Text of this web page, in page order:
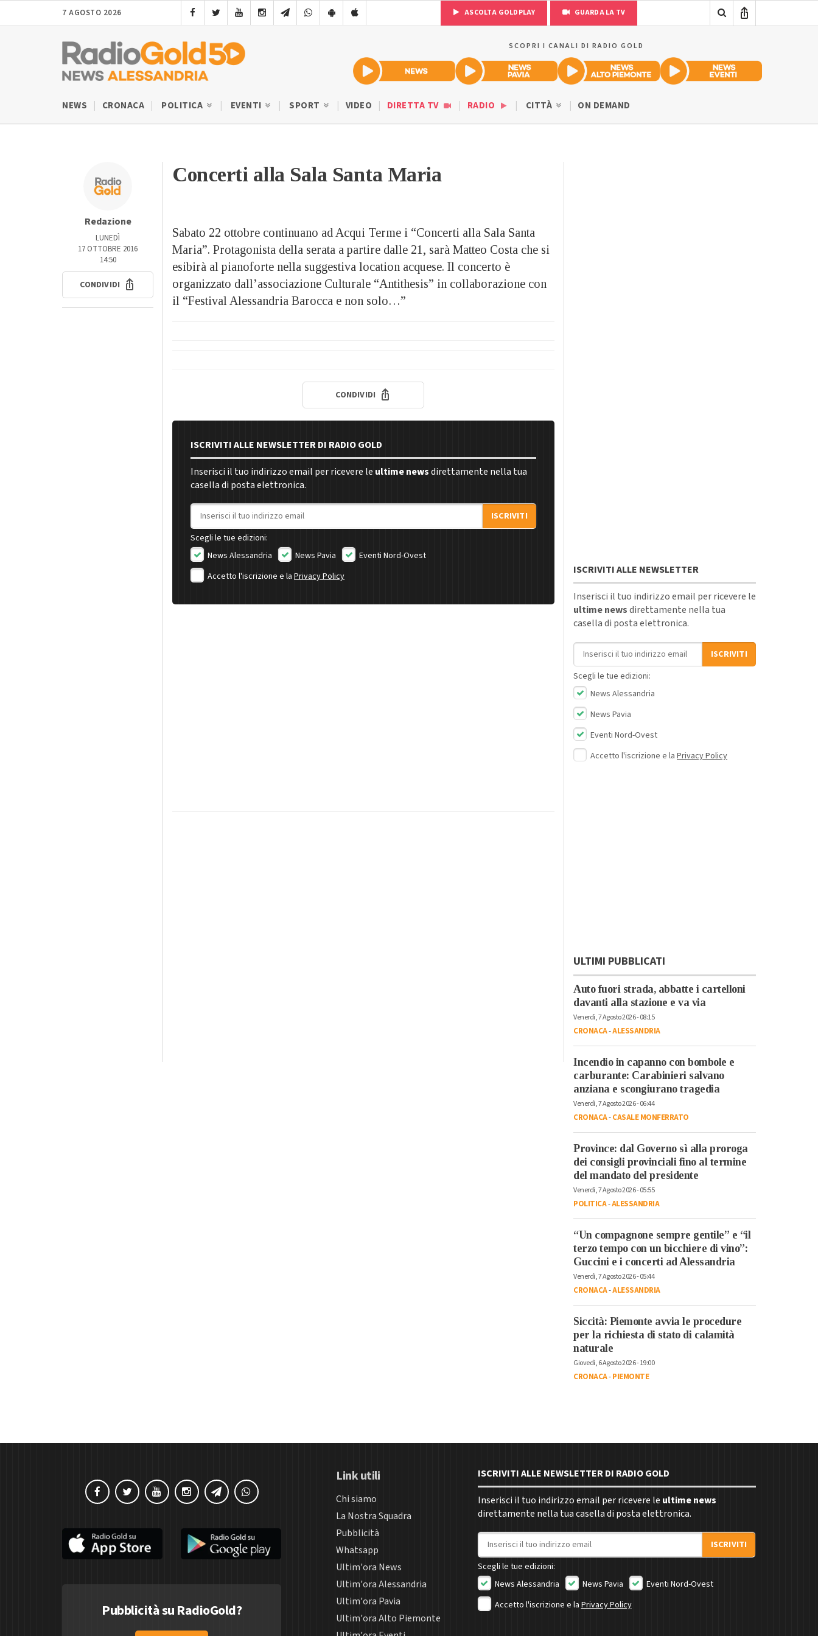
7 AGOSTO 2026 ASCOLTA GOLDPLAY GUARDA LA TV
SCOPRI I CANALI DI RADIO GOLD
NEWS CRONACA POLITICA EVENTI SPORT VIDEO DIRETTA TV RADIO CITTÀ ON DEMAND
Redazione
LUNEDÌ
17 OTTOBRE 2016
14:50
CONDIVIDI
Concerti alla Sala Santa Maria
Sabato 22 ottobre continuano ad Acqui Terme i “Concerti alla Sala Santa
Maria”. Protagonista della serata a partire dalle 21, sarà Matteo Costa che si
esibirà al pianoforte nella suggestiva location acquese. Il concerto è
organizzato dall’associazione Culturale “Antithesis” in collaborazione con
il “Festival Alessandria Barocca e non solo…”
CONDIVIDI
ISCRIVITI ALLE NEWSLETTER DI RADIO GOLD
Inserisci il tuo indirizzo email per ricevere le ultime newsdirettamente nella tua
casella di posta elettronica.
Indirizzo email
ISCRIVITI
Scegli le tue edizioni:
News Alessandria
News Pavia
Eventi Nord-Ovest
Accetto l'iscrizione e la Privacy Policy
ISCRIVITI ALLE NEWSLETTER
Inserisci il tuo indirizzo email per ricevere le
ultime newsdirettamente nella tua
casella di posta elettronica.
Indirizzo email
ISCRIVITI
Scegli le tue edizioni:
News Alessandria
News Pavia
Eventi Nord-Ovest
Accetto l'iscrizione e la Privacy Policy
ULTIMI PUBBLICATI
Auto fuori strada, abbatte i cartelloni
davanti alla stazione e va via
Venerdì, 7 Agosto 2026 - 08:15
CRONACA-ALESSANDRIA
Incendio in capanno con bombole e
carburante: Carabinieri salvano
anziana e scongiurano tragedia
Venerdì, 7 Agosto 2026 - 06:44
CRONACA-CASALE MONFERRATO
Province: dal Governo sì alla proroga
dei consigli provinciali fino al termine
del mandato del presidente
Venerdì, 7 Agosto 2026 - 05:55
POLITICA-ALESSANDRIA
“Un compagnone sempre gentile” e “il
terzo tempo con un bicchiere di vino”:
Guccini e i concerti ad Alessandria
Venerdì, 7 Agosto 2026 - 05:44
CRONACA-ALESSANDRIA
Siccità: Piemonte avvia le procedure
per la richiesta di stato di calamità
naturale
Giovedì, 6 Agosto 2026 - 19:00
CRONACA-PIEMONTE
Pubblicità su RadioGold?
Link utili
Chi siamo
La Nostra Squadra
Pubblicità
Whatsapp
Ultim'ora News
Ultim'ora Alessandria
Ultim'ora Pavia
Ultim'ora Alto Piemonte
ISCRIVITI ALLE NEWSLETTER DI RADIO GOLD
Inserisci il tuo indirizzo email per ricevere le ultime news
direttamente nella tua casella di posta elettronica.
Indirizzo email
ISCRIVITI
Scegli le tue edizioni:
News Alessandria
News Pavia
Eventi Nord-Ovest
Accetto l'iscrizione e la Privacy Policy